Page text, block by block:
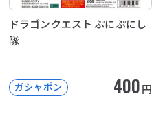
ドラゴンクエスト ぷにぷにし
隊
ガシャポン 400円